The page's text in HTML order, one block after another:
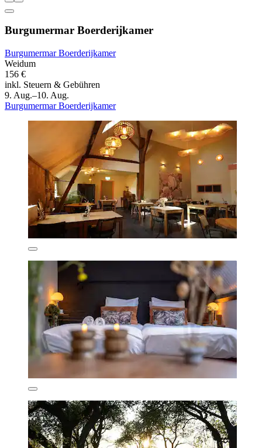
Burgumermar Boerderijkamer
Burgumermar Boerderijkamer
Weidum
156 €
inkl. Steuern & Gebühren
9. Aug.–10. Aug.
Burgumermar Boerderijkamer